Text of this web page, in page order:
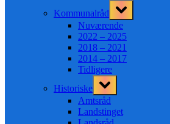
Kommunalråd
Toggle
sub-
menu
Nuværende
2022 – 2025
2018 – 2021
2014 – 2017
Tidligere
Historiske
Toggle
sub-
menu
Amtsråd
Landstinget